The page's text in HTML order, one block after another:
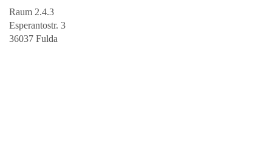
Raum 2.4.3
Esperantostr. 3
36037 Fulda